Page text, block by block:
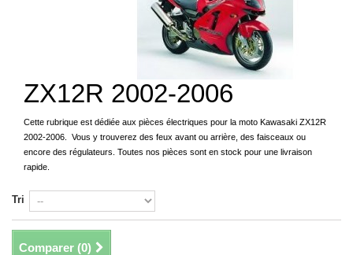
ZX12R 2002-2006
Cette rubrique est dédiée aux pièces électriques pour la moto Kawasaki ZX12R
2002-2006. Vous y trouverez des feux avant ou arrière, des faisceaux ou
encore des régulateurs. Toutes nos pièces sont en stock pour une livraison
rapide.
Tri
Comparer (0)